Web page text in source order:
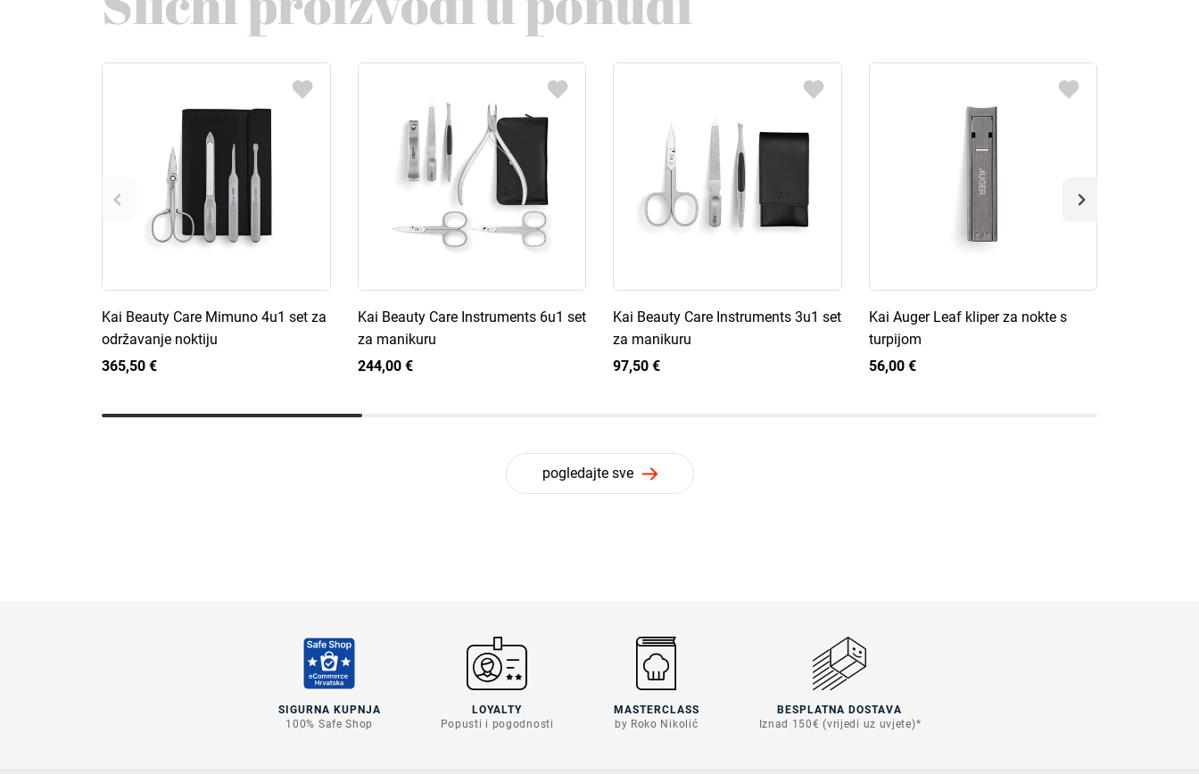
Kai Beauty Care Mimuno 4u1 set za
održavanje noktiju
365,50 €
Kai Beauty Care Instruments 6u1 set
za manikuru
244,00 €
Kai Beauty Care Instruments 3u1 set
za manikuru
97,50 €
Kai Auger Leaf kliper za nokte s
turpijom
56,00 €
pogledajte sve
SIGURNA KUPNJA
100% Safe Shop
LOYALTY
Popusti i pogodnosti
MASTERCLASS
by Roko Nikolić
BESPLATNA DOSTAVA
Iznad 150€ (vrijedi uz uvjete)*